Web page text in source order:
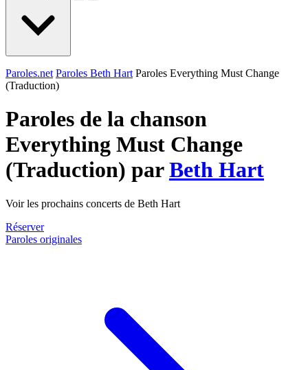
Paroles.net Paroles Beth Hart Paroles Everything Must Change
(Traduction)
Paroles de la chanson
Everything Must Change
(Traduction) parBeth Hart
Voir les prochains concerts de Beth Hart
Réserver
Paroles originales